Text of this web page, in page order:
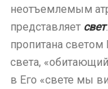
неотъемлемым
представляет свет
пропитана
света,
в Его «свете мы